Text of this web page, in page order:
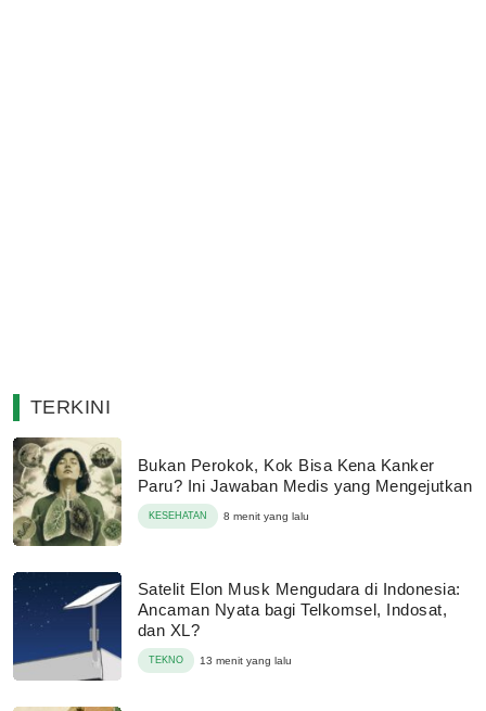
TERKINI
Bukan Perokok, Kok Bisa Kena Kanker
Paru? Ini Jawaban Medis yang Mengejutkan
KESEHATAN 8 menit yang lalu
Satelit Elon Musk Mengudara di Indonesia:
Ancaman Nyata bagi Telkomsel, Indosat,
dan XL?
TEKNO 13 menit yang lalu